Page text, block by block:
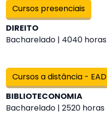
Cursos presenciais
DIREITO
Bacharelado | 4040
Cursos a distância - EAD
BIBLIOTECONOMIA
Bacharelado | 2520 horas